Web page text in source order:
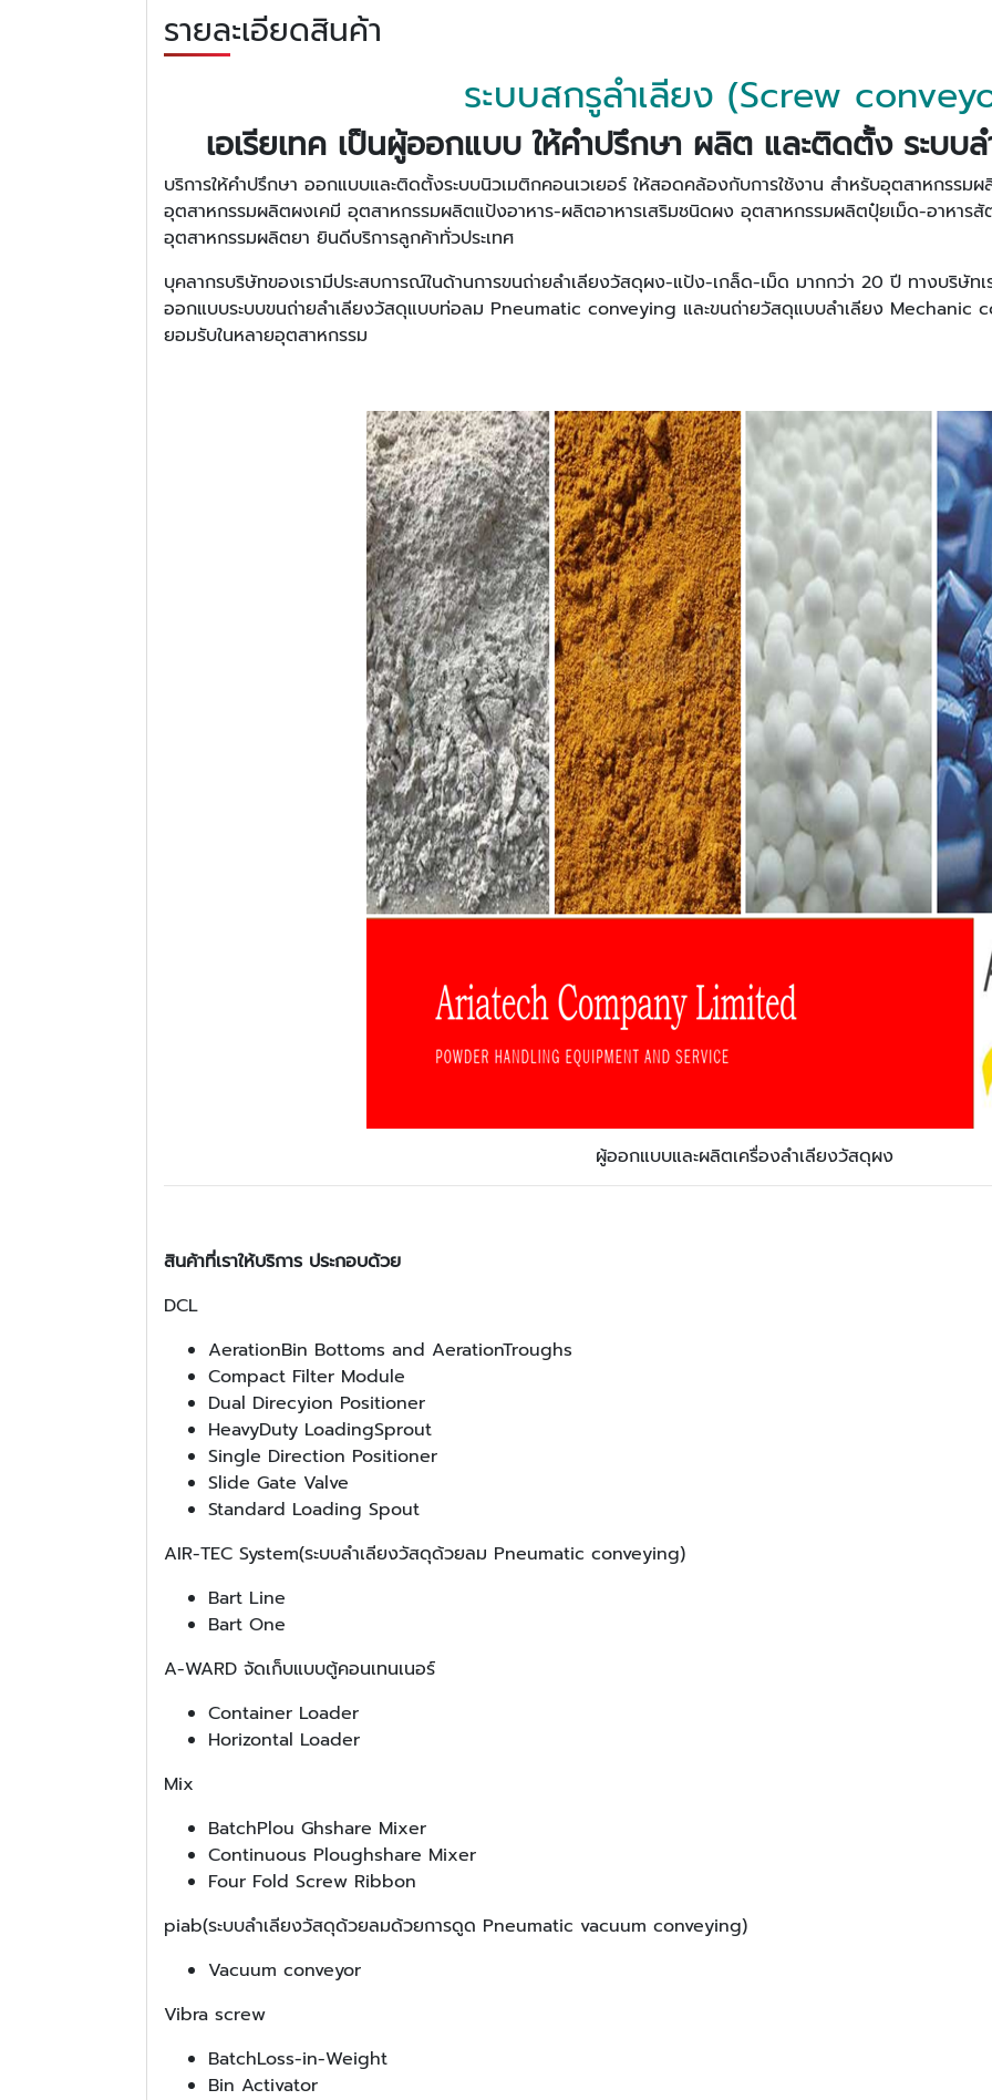
รายละเอียดสินค้า
ระบบสกรูลำเลียง (Screw
เอเรียเทค เป็นผู้ออกแบบ ให้คำปรึกษา ผลิต และติดตั้ง ระบบ
บริการให้คำปรึกษา ออกแบบและติดตั้งระบบนิวเมติกคอนเวเยอร์ ให้สอดคล้องกับการใช้งาน สำหรับอุตสาหกรร
อุตสาหกรรมผลิตผงเคมี อุตสาหกรรมผลิตแป้งอาหาร-ผลิตอาหารเสริมชนิดผง อุตสาหกรรมผลิตปุ๋ยเม็ด-อาหาร
อุตสาหกรรมผลิตยา ยินดีบริการลูกค้าทั่วประเทศ
บุคลากรบริษัทของเรามีประสบการณ์ในด้านการขนถ่ายลำเลียงวัสดุผง-แป้ง-เกล็ด-เม็ด มากกว่า 20 ปี ทางบริษัทเ
ออกแบบระบบขนถ่ายลำเลียงวัสดุแบบท่อลม Pneumatic conveying และขนถ่ายวัสดุแบบลำเลียง Mechanic
ยอมรับในหลายอุตสาหกรรม
ผู้ออกแบบและผลิตเครื่องลำเลียงวัสดุผง
สินค้าที่เราให้บริการ ประกอบด้วย
DCL
AerationBin Bottoms and AerationTroughs
Compact Filter Module
Dual Direcyion Positioner
HeavyDuty LoadingSprout
Single Direction Positioner
Slide Gate Valve
Standard Loading Spout
AIR-TEC System(ระบบลำเลียงวัสดุด้วยลม Pneumatic conveying)
Bart Line
Bart One
A-WARD จัดเก็บแบบตู้คอนเทนเนอร์
Container Loader
Horizontal Loader
Mix
BatchPlou Ghshare Mixer
Continuous Ploughshare Mixer
Four Fold Screw Ribbon
piab(ระบบลำเลียงวัสดุด้วยลมด้วยการดูด Pneumatic vacuum conveying)
Vacuum conveyor
Vibra screw
BatchLoss-in-Weight
Bin Activator